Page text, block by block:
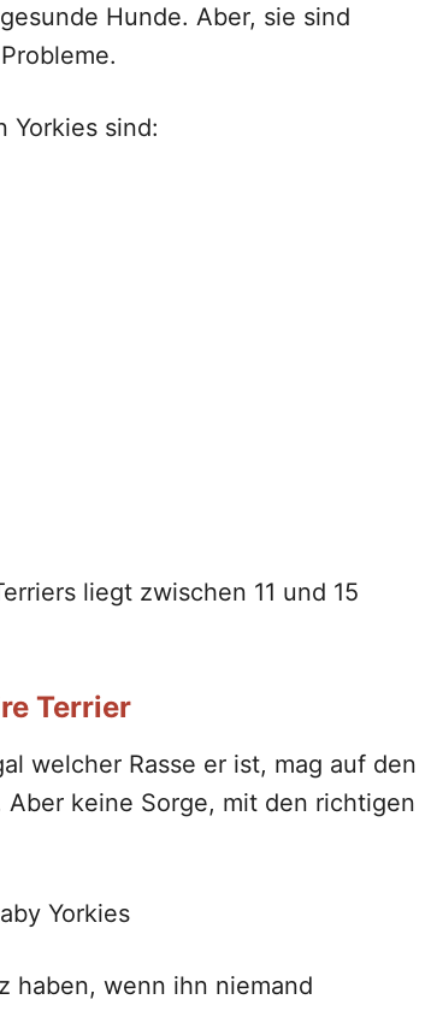
Hunde. Aber, sie sind
Yorkies sind:
liegt zwischen 11 und 15
Terrier
welcher Rasse er ist, mag auf den
keine Sorge, mit den richtigen
Yorkies
haben, wenn ihn niemand